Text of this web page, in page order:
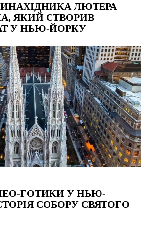
ЛЮТЕРА
ЯКИЙ СТВОРИВ
У НЬЮ-ЙОРКУ
ГОТИКИ У НЬЮ-
СОБОРУ СВЯТОГО